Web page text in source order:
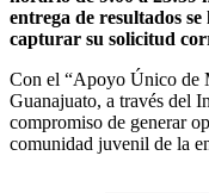
entrega de resultados se
capturar su solicitud
Con el “Apoyo Único de
Guanajuato, a través del
compromiso de generar
comunidad juvenil de la